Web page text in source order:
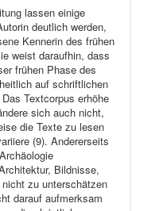
lassen einige
deutlich werden,
Kennerin des frühen
weist daraufhin, dass
frühen Phase des
auf schriftlichen
Textcorpus erhöhe
sich auch nicht,
die Texte zu lesen
(9). Andererseits
Bildnisse,
zu unterschätzen
darauf aufmerksam